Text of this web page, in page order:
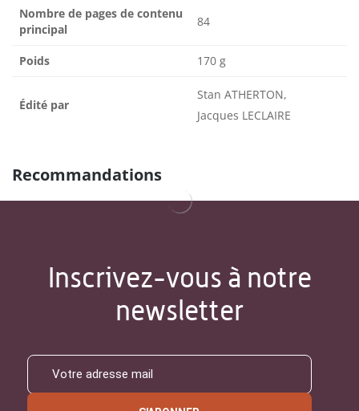
Nombre de pages de contenu
principal
84
Poids 170 g
Édité par
Stan ATHERTON,
Jacques LECLAIRE
Recommandations
Inscrivez-vous à notre
newsletter